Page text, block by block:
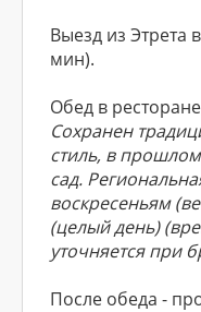
Выезд из Этрета в
мин).
Обед в
Сохранен
стиль, в
сад.
воскресеньям
(целый день)
уточняется при
После обеда -